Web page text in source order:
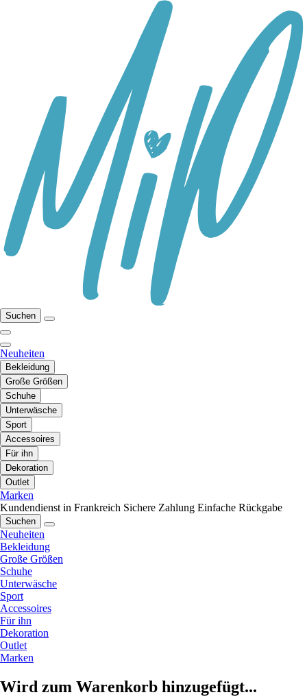
Suchen
Neuheiten
Bekleidung
Große Größen
Schuhe
Unterwäsche
Sport
Accessoires
Für ihn
Dekoration
Outlet
Marken
Kundendienst in Frankreich Sichere Zahlung Einfache Rückgabe
Suchen
Neuheiten
Bekleidung
Große Größen
Schuhe
Unterwäsche
Sport
Accessoires
Für ihn
Dekoration
Outlet
Marken
Wird zum Warenkorb hinzugefügt...